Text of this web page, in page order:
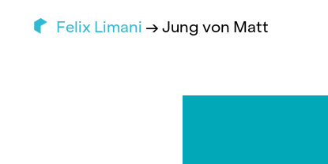
Felix Limani → Jung von Matt